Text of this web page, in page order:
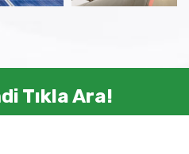
– Tüm Hakları Saklıdır.
Tıkla Ara!